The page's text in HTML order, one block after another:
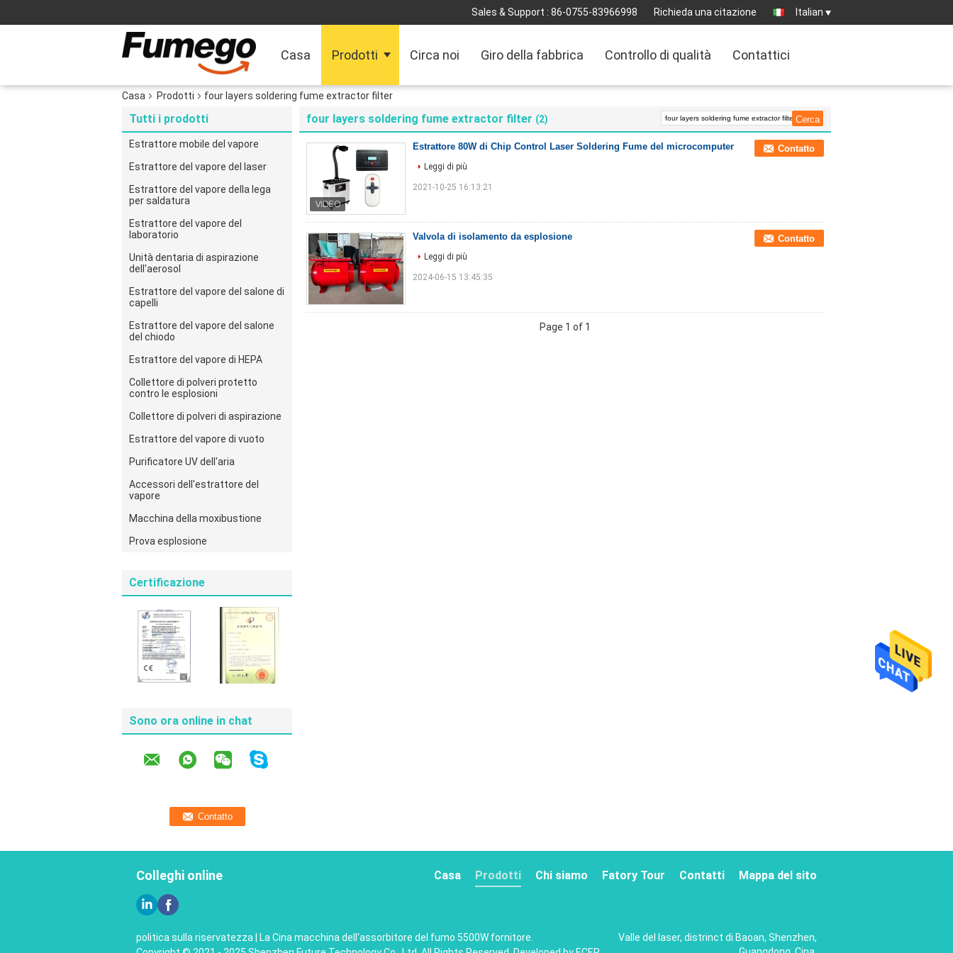
Sales & Support : 86-0755-83966998 Richieda una citazione Italian
Casa Prodotti Circa noi Giro della fabbrica Controllo di qualità Contattici
Casa Prodotti four layers soldering fume extractor filter
Tutti i prodotti
Estrattore mobile del vapore
Estrattore del vapore del laser
Estrattore del vapore della lega
per saldatura
Estrattore del vapore del
laboratorio
Unità dentaria di aspirazione
dell'aerosol
Estrattore del vapore del salone di
capelli
Estrattore del vapore del salone
del chiodo
Estrattore del vapore di HEPA
Collettore di polveri protetto
contro le esplosioni
Collettore di polveri di aspirazione
Estrattore del vapore di vuoto
Purificatore UV dell'aria
Accessori dell'estrattore del
vapore
Macchina della moxibustione
Prova esplosione
Certificazione
Sono ora online in chat
four layers soldering fume extractor filter (2)
Estrattore 80W di Chip Control Laser Soldering Fume del microcomputer Contatto
Leggi di più
2021-10-25 16:13:21
Valvola di isolamento da esplosione Contatto
Leggi di più
2024-06-15 13:45:35
Page 1 of 1
Colleghi online Mappa del sito
Contatti
Fatory Tour
Chi siamo
Prodotti
Casa
politica sulla riservatezza La Cina macchina dell'assorbitore del fumo 5500W fornitore.
Valle del laser, distrinct di Baoan, Shenzhen,